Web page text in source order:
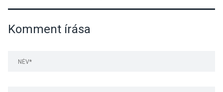
Komment írása